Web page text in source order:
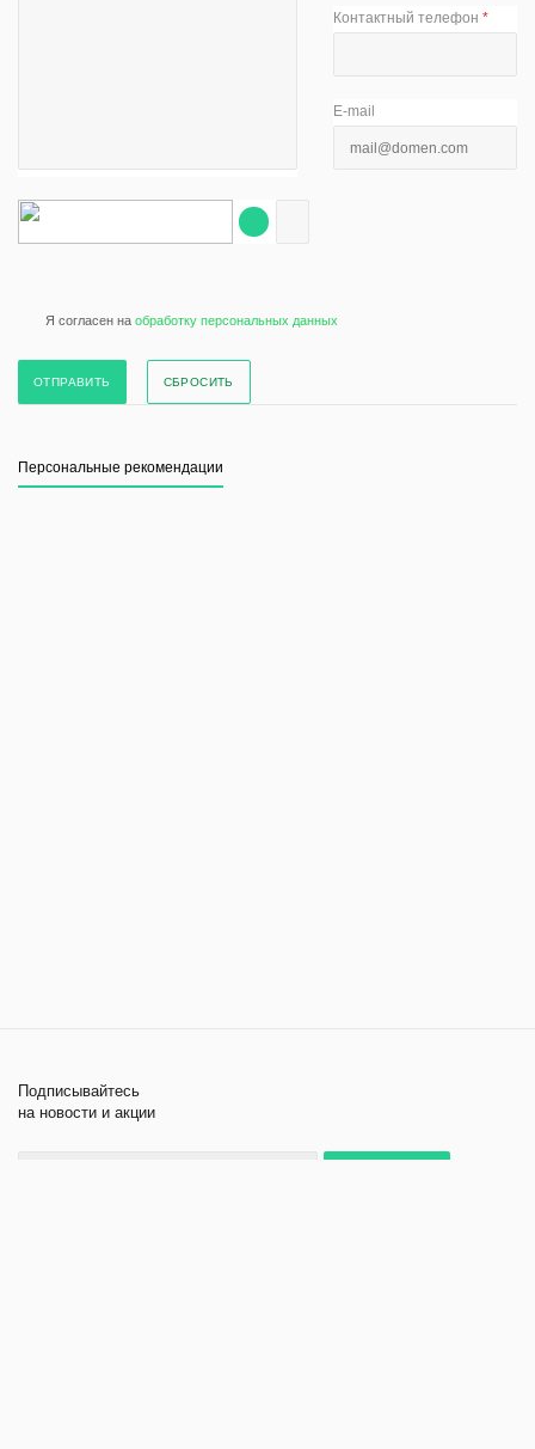
Контактный телефон*
E-mail
Я согласен на обработку персональных данных
СБРОСИТЬ
Персональные рекомендации
Подписывайтесь
на новости и акции